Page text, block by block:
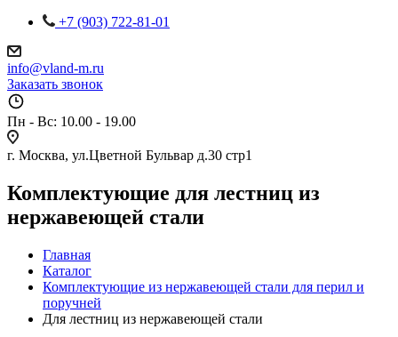
+7 (903) 722-81-01
info@vland-m.ru
Заказать звонок
Пн - Вс: 10.00 - 19.00
г. Москва, ул.Цветной Бульвар д.30 стр1
Комплектующие для лестниц из
нержавеющей стали
Главная
Каталог
Комплектующие из нержавеющей стали для перил и
поручней
Для лестниц из нержавеющей стали